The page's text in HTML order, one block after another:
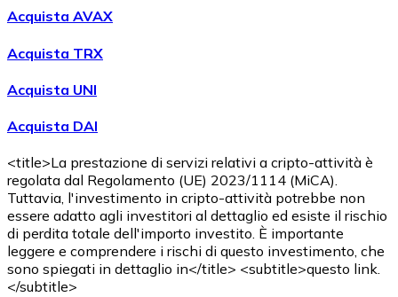
AcquistareAvalanche
Acquista AVAX
Acquista TRX
Acquista UNI
Acquista DAI
<title>La prestazione di servizi relativi a cripto-attività è
regolata dal Regolamento (UE) 2023/1114 (MiCA).
Tuttavia, l'investimento in cripto-attività potrebbe non
essere adatto agli investitori al dettaglio ed esiste il rischio
di perdita totale dell'importo investito. È importante
leggere e comprendere i rischi di questo investimento, che
sono spiegati in dettaglio in</title> <subtitle>questo link.
</subtitle>